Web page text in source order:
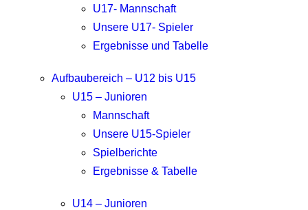
U17- Mannschaft
Unsere U17- Spieler
Ergebnisse und Tabelle
Aufbaubereich – U12 bis U15
U15 – Junioren
Mannschaft
Unsere U15-Spieler
Spielberichte
Ergebnisse & Tabelle
U14 – Junioren